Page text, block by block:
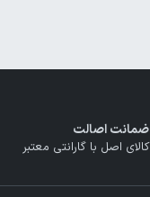
ضمانت اصالت
کالای اصل با گارانتی معتبر